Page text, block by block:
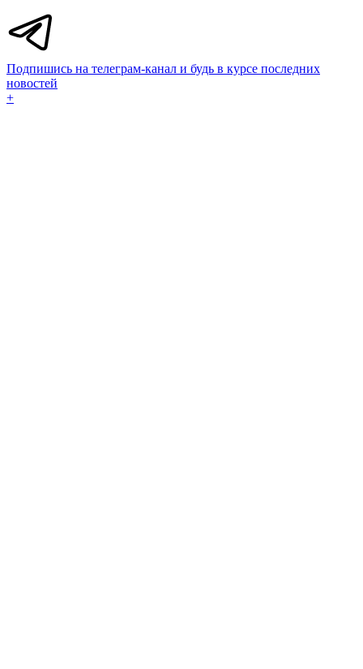
Подпишись на телеграм-канал и будь в курсе последних
новостей
+